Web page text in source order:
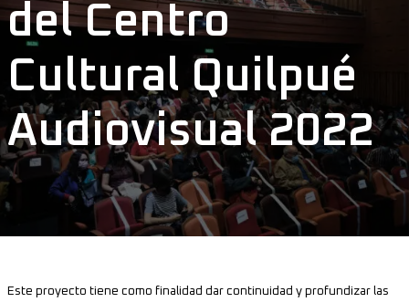
del Centro
Cultural Quilpué
Audiovisual 2022
Este proyecto tiene como finalidad dar continuidad y profundizar las